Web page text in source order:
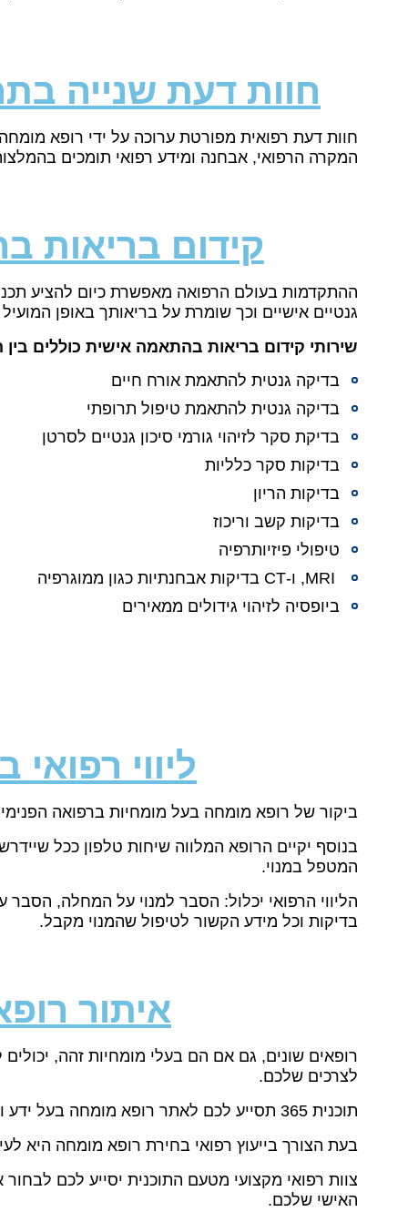
חוות דעת שנייה
חוות דעת רפואית מפורטת ערוכה על ידי רופא
המקרה הרפואי, אבחנה ומידע רפואי תומכים
קידום בריאות
ההתקדמות בעולם הרפואה מאפשרת כיום להציע
גנטיים אישיים וכך שומרת על בריאותך באופן
שירותי קידום בריאות בהתאמה אישית כוללים בין
בדיקה גנטית להתאמת אורח חיים
בדיקה גנטית להתאמת טיפול תרופתי
בדיקת סקר לזיהוי גורמי סיכון גנטיים לסרטן
בדיקות סקר כלליות
בדיקות הריון
בדיקות קשב וריכוז
טיפולי פיזיותרפיה
ביופסיה לזיהוי גידולים ממאירים
ליווי
ביקור של רופא מומחה בעל מומחיות ברפואה
בנוסף יקיים הרופא המלווה שיחות טלפון ככל
המטפל במנוי.
הליווי הרפואי יכלול: הסבר למנוי על המחלה,
בדיקות וכל מידע הקשור לטיפול שהמנוי מקבל.
איתור
רופאים שונים, גם אם הם בעלי מומחיות זהה,
לצרכים שלכם.
תוכנית 365 תסייע לכם לאתר רופא מומחה בעל ידע וניסיון בבעיה רפואית ספציפית בארץ ובעולם.
בעת הצורך בייעוץ רפואי בחירת רופא מומחה היא
צוות רפואי מקצועי מטעם התוכנית יסייע לכם
האישי שלכם.